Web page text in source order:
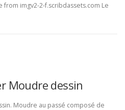
from imgv2-2-f.scribdassets.com Le
Moudre dessin
Moudre au passé composé de